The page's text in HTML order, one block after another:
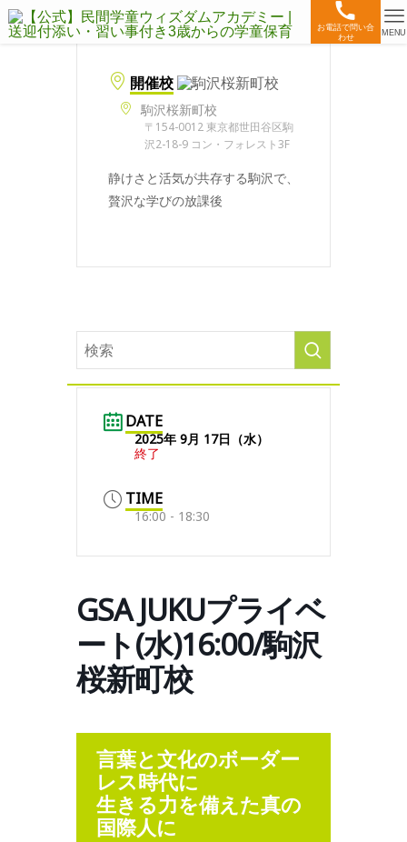
お電話で問い合
わせ
MENU
開催校
駒沢桜新町校
〒154-0012 東京都世田谷区駒
沢2-18-9 コン・フォレスト3F
静けさと活気が共存する駒沢で、
贅沢な学びの放課後
DATE
2025年 9月 17日（水）
終了
TIME
16:00 - 18:30
GSA JUKUプライベ
ート(水)16:00/駒沢
桜新町校
言葉と文化のボーダー
レス時代に
生きる力を備えた真の
国際人に